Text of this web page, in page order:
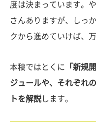
度は決まっています。
さんありますが、しっ
クから進めていけば、
本稿ではとくに
「新規
ジュールや、それぞれ
トを解説します。